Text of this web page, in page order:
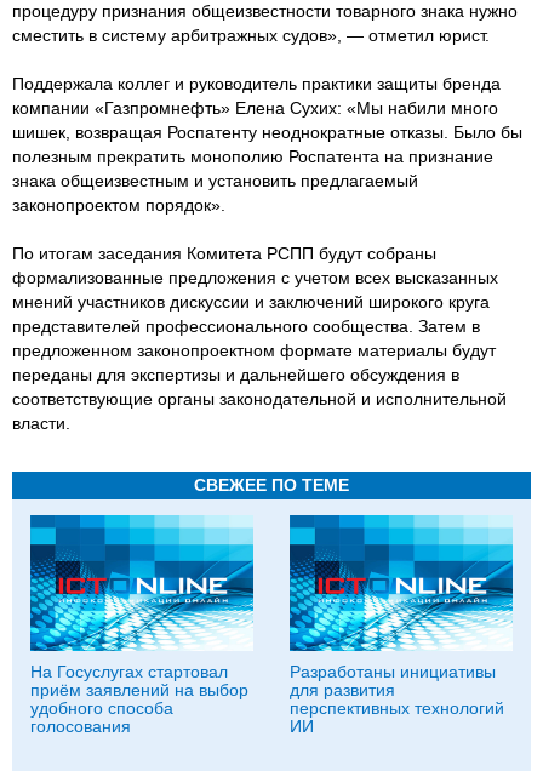
процедуру признания общеизвестности товарного знака нужно
сместить в систему арбитражных судов», — отметил юрист.
Поддержала коллег и руководитель практики защиты бренда
компании «Газпромнефть» Елена Сухих: «Мы набили много
шишек, возвращая Роспатенту неоднократные отказы. Было бы
полезным прекратить монополию Роспатента на признание
знака общеизвестным и установить предлагаемый
законопроектом порядок».
По итогам заседания Комитета РСПП будут собраны
формализованные предложения с учетом всех высказанных
мнений участников дискуссии и заключений широкого круга
представителей профессионального сообщества. Затем в
предложенном законопроектном формате материалы будут
переданы для экспертизы и дальнейшего обсуждения в
соответствующие органы законодательной и исполнительной
власти.
СВЕЖЕЕ ПО ТЕМЕ
На Госуслугах стартовал
приём заявлений на выбор
удобного способа
голосования
Разработаны инициативы
для развития
перспективных технологий
ИИ